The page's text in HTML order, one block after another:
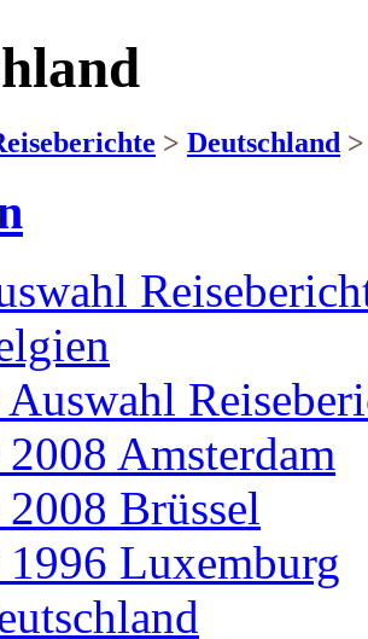
> Deutschland
Auswahl
2008 Amsterdam
2008 Brüssel
1996 Luxemburg